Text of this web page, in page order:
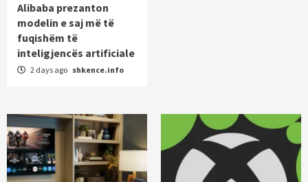
Alibaba prezanton
modelin e saj më të
fuqishëm të
inteligjencës artificiale
2 days ago shkence.info